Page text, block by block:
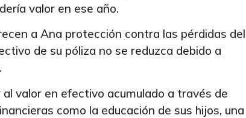
valor en ese año.
a Ana protección contra las pérdidas del
de su póliza no se reduzca debido a
valor en efectivo acumulado a través de
como la educación de sus hijos, una